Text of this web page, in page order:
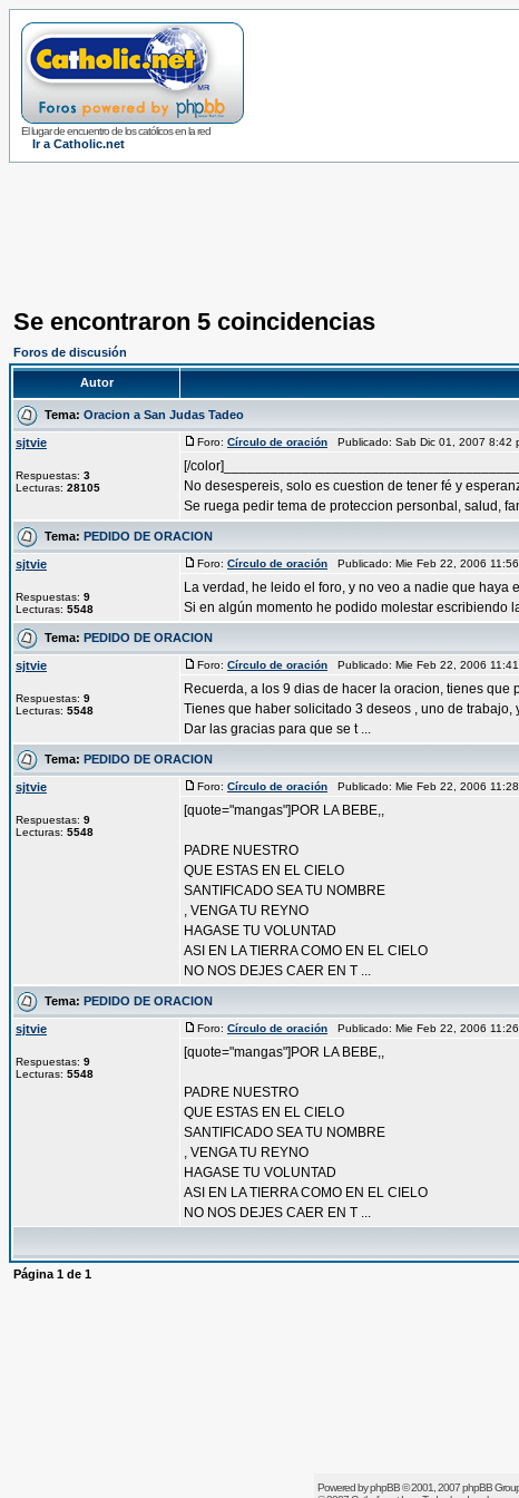
El lugar de encuentro de los católicos en la red
Ir a Catholic.net
Se encontraron 5 coincidencias
Foros de discusión
Autor
Tema: Oracion a San Judas Tadeo
sjtvie
Respuestas: 3
Lecturas: 28105
Foro: Círculo de oración Publicado: Sab Dic 01, 2007 8:42
[/
No desespereis, solo es cuestion de tener fé y
Se ruega pedir tema de proteccion personbal, salud,
Tema: PEDIDO DE ORACION
sjtvie
Respuestas: 9
Lecturas: 5548
Foro: Círculo de oración Publicado: Mie Feb 22, 2006
La verdad, he leido el foro, y no veo a nadie que
Si en algún momento he podido molestar escribiendo
Tema: PEDIDO DE ORACION
sjtvie
Respuestas: 9
Lecturas: 5548
Foro: Círculo de oración Publicado: Mie Feb 22, 2006
Recuerda, a los 9 dias de hacer la oracion, tienes que
Tienes que haber solicitado 3 deseos , uno de trabajo,
Dar las gracias para que se t ...
Tema: PEDIDO DE ORACION
sjtvie
Respuestas: 9
Lecturas: 5548
Foro: Círculo de oración Publicado: Mie Feb 22, 2006
[quote="mangas"]POR LA BEBE,,
PADRE NUESTRO
QUE ESTAS EN EL CIELO
SANTIFICADO SEA TU NOMBRE
, VENGA TU REYNO
HAGASE TU VOLUNTAD
ASI EN LA TIERRA COMO EN EL CIELO
NO NOS DEJES CAER EN T ...
Tema: PEDIDO DE ORACION
sjtvie
Respuestas: 9
Lecturas: 5548
Foro: Círculo de oración Publicado: Mie Feb 22, 2006
[quote="mangas"]POR LA BEBE,,
PADRE NUESTRO
QUE ESTAS EN EL CIELO
SANTIFICADO SEA TU NOMBRE
, VENGA TU REYNO
HAGASE TU VOLUNTAD
ASI EN LA TIERRA COMO EN EL CIELO
NO NOS DEJES CAER EN T ...
Página 1 de 1
Powered byphpBB© 2001, 2007 phpBB